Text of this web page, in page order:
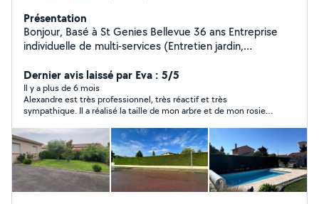
Présentation
Bonjour, Basé à St Genies Bellevue 36 ans Entreprise
individuelle de multi-services (Entretien jardin,
poubelles, mobiliers etc) Après 10 ans dans la salariat
pour une entreprise française, j'ai décidé de travailler à
mon compte et en extèrieur. Toujours aux services des
clients comme dans mon ancien métier, ça ça ne
change pas !
Dernier avis laissé par Eva : 5/5
Il y a plus de 6 mois
Alexandre est très professionnel, très réactif et très
sympathique. Il a réalisé la taille de mon arbre et de mon rosier
services. Je continuerai, pour ma part, à le contacter pour
d’autres travaux. 🙂